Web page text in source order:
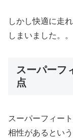
しかし快適に走
しまいました。。
スーパーフ
点
スーパーフィー
相性があるとい